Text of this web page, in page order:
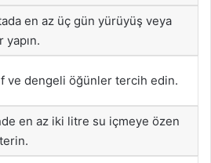
en az üç gün yürüyüş veya
yapın.
ve dengeli öğünler tercih edin.
en az iki litre su içmeye özen